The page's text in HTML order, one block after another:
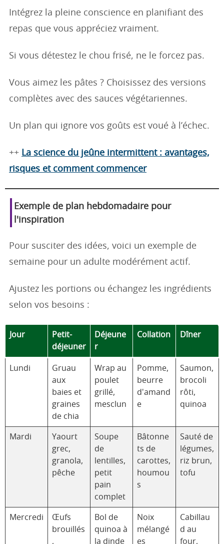
Intégrez la pleine conscience en planifiant des
repas que vous appréciez vraiment.
Si vous détestez le chou frisé, ne le forcez pas.
Vous aimez les pâtes ? Choisissez des versions
complètes avec des sauces végétariennes.
Un plan qui ignore vos goûts est voué à l’échec.
++ La science du jeûne intermittent : avantages,
risques et comment commencer
Exemple de plan hebdomadaire pour
l'inspiration
Pour susciter des idées, voici un exemple de
semaine pour un adulte modérément actif.
Ajustez les portions ou échangez les ingrédients
selon vos besoins :
Jour
Petit-
déjeuner
Déjeune
r
Collation Dîner
Lundi
Gruau
aux
baies et
graines
de chia
Wrap au
poulet
grillé,
mesclun
Pomme,
beurre
d'amand
e
Saumon,
brocoli
rôti,
quinoa
Mardi
Yaourt
grec,
granola,
pêche
Soupe
de
lentilles,
petit
pain
complet
Bâtonne
ts de
carottes,
houmou
s
Sauté de
légumes,
riz brun,
tofu
Mercredi
Œufs
brouillés
,
Bol de
quinoa à
la dinde
Noix
mélangé
es
Cabillau
d au
four,